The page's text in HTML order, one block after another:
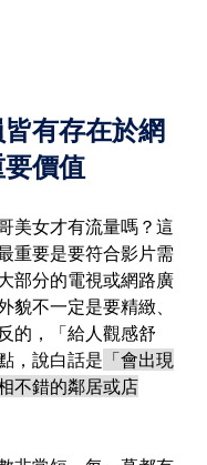
有存在於網
價值
美女才有流量嗎？這
重要是要符合影片需
部分的電視或網路廣
貌不一定是要精緻、
的，「給人觀感舒
，說白話是 「會出現
不錯的鄰居或店